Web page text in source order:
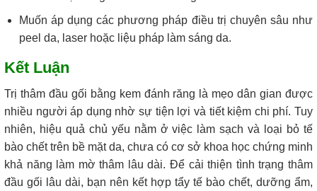
Muốn áp dụng các phương pháp điều trị chuyên sâu như
peel da, laser hoặc liệu pháp làm sáng da.
Kết Luận
Trị thâm đầu gối bằng kem đánh răng là mẹo dân gian được
nhiều người áp dụng nhờ sự tiện lợi và tiết kiệm chi phí. Tuy
nhiên, hiệu quả chủ yếu nằm ở việc làm sạch và loại bỏ tế
bào chết trên bề mặt da, chưa có cơ sở khoa học chứng minh
khả năng làm mờ thâm lâu dài. Để cải thiện tình trạng thâm
đầu gối lâu dài, bạn nên kết hợp tẩy tế bào chết, dưỡng ẩm,